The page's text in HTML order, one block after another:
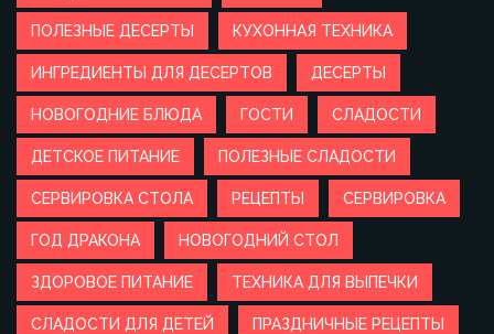
ПОЛЕЗНЫЕ ДЕСЕРТЫ КУХОННАЯ ТЕХНИКА
ИНГРЕДИЕНТЫ ДЛЯ ДЕСЕРТОВ ДЕСЕРТЫ
НОВОГОДНИЕ БЛЮДА ГОСТИ СЛАДОСТИ
ДЕТСКОЕ ПИТАНИЕ ПОЛЕЗНЫЕ СЛАДОСТИ
СЕРВИРОВКА СТОЛА РЕЦЕПТЫ СЕРВИРОВКА
ГОД ДРАКОНА НОВОГОДНИЙ СТОЛ
ЗДОРОВОЕ ПИТАНИЕ ТЕХНИКА ДЛЯ ВЫПЕЧКИ
СЛАДОСТИ ДЛЯ ДЕТЕЙ ПРАЗДНИЧНЫЕ РЕЦЕПТЫ